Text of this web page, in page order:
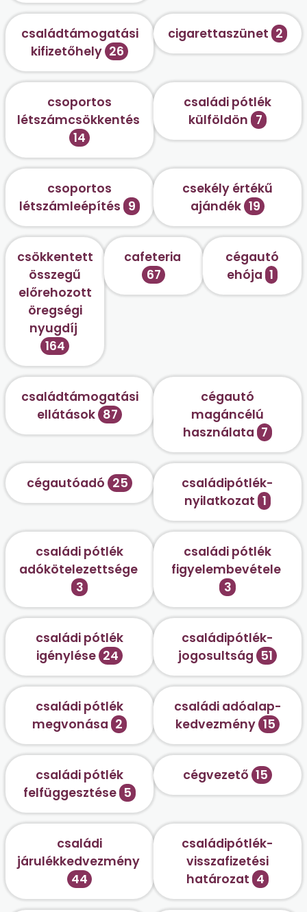
családtámogatási
kifizetőhely 26
cigarettaszünet 2
csoportos
létszámcsökkentés
14
családi pótlék
külföldön 7
csoportos
létszámleépítés 9
csekély értékű
ajándék 19
csökkentett
összegű
előrehozott
öregségi
nyugdíj
164
cafeteria
67
cégautó
ehója 1
családtámogatási
ellátások 87
cégautó
magáncélú
használata 7
cégautóadó 25
családipótlék-
nyilatkozat 1
családi pótlék
adókötelezettsége
3
családi pótlék
figyelembevétele
3
családi pótlék
igénylése 24
családipótlék-
jogosultság 51
családi pótlék
megvonása 2
családi adóalap-
kedvezmény 15
családi pótlék
felfüggesztése 5
cégvezető 15
családi
járulékkedvezmény
44
családipótlék-
visszafizetési
határozat 4